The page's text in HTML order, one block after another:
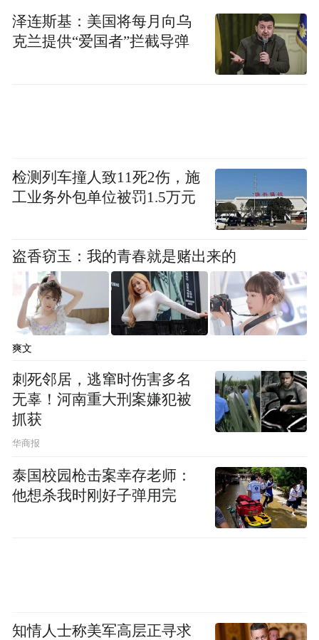
泽连斯基：美国将每月向乌
克兰提供“爱国者”拦截导弹
检测列车撞人致11死2伤，施
工业务外包单位被罚1.5万元
盗香窃玉：我的青春就是赌出来的
爽文
刺死邻居，逃窜时伤害多名
无辜！河南重大刑案嫌犯被
抓获
华商报
泰国校园枪击案幸存老师：
他想杀我时刚好子弹用完
知情人士称美军高层正寻求